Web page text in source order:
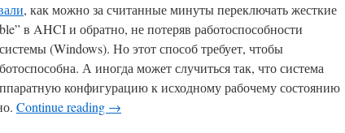
, как можно за считанные минуты переключать жесткие
в AHCI и обратно, не потеряв работоспособности
(Windows). Но этот способ требует, чтобы
А иногда может случиться так, что система
конфигурацию к исходному рабочему состоянию
Continue reading →